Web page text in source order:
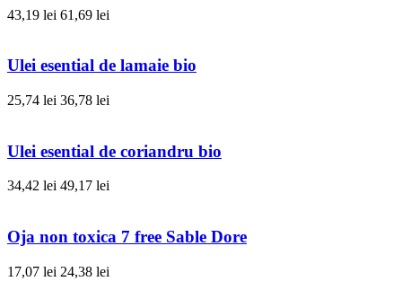
43,19 lei 61,69 lei
Ulei esential de lamaie bio
25,74 lei 36,78 lei
Ulei esential de coriandru bio
34,42 lei 49,17 lei
Oja non toxica 7 free Sable Dore
17,07 lei 24,38 lei